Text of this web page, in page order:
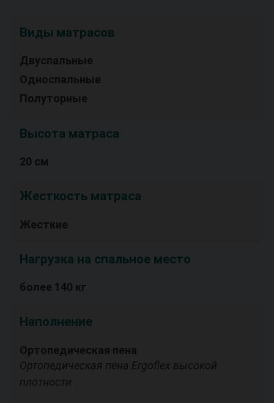
Виды матрасов
Двуспальные
Односпальные
Полуторные
Высота матраса
20 см
Жесткость матраса
Жесткие
Нагрузка на спальное место
более 140 кг
Наполнение
Ортопедическая пена
Ортопедическая пена Ergoflex высокой
плотности